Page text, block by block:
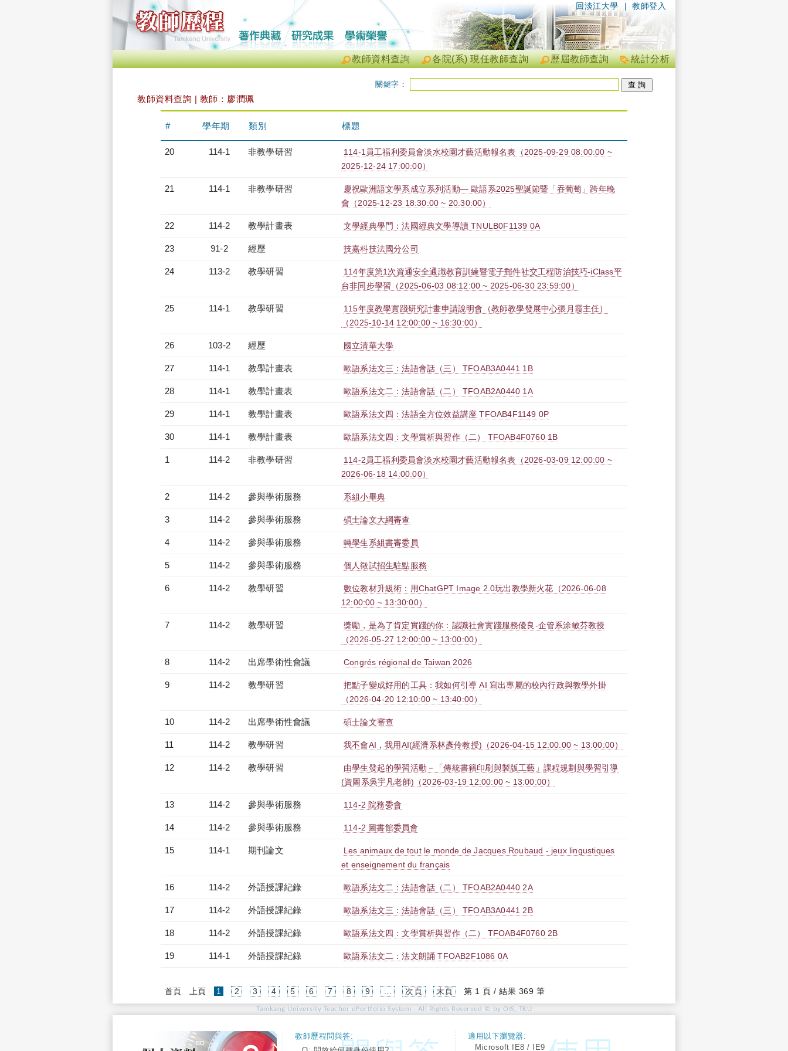
| 教師登入
回淡江大學
統計分析
歷屆教師查詢
各院(系) 現任教師查詢
教師資料查詢
關鍵字：
教師資料查詢 | 教師：廖潤珮
# 學年期 類別 標題
20 114-1 非教學研習
114-1員工福利委員會淡水校園才藝活動報名表（2025-09-29 08:00:00 ~
2025-12-24 17:00:00）
21 114-1 非教學研習
慶祝歐洲語文學系成立系列活動— 歐語系2025聖誕節暨「吞葡萄」跨年晚
會（2025-12-23 18:30:00 ~ 20:30:00）
22 114-2 教學計畫表 文學經典學門：法國經典文學導讀 TNULB0F1139 0A
23 91-2 經歷 技嘉科技法國分公司
24 113-2 教學研習
114年度第1次資通安全通識教育訓練暨電子郵件社交工程防治技巧-iClass平
台非同步學習（2025-06-03 08:12:00 ~ 2025-06-30 23:59:00）
25 114-1 教學研習
115年度教學實踐研究計畫申請說明會（教師教學發展中心張月霞主任）
（2025-10-14 12:00:00 ~ 16:30:00）
26 103-2 經歷 國立清華大學
27 114-1 教學計畫表 歐語系法文三：法語會話（三） TFOAB3A0441 1B
28 114-1 教學計畫表 歐語系法文二：法語會話（二） TFOAB2A0440 1A
29 114-1 教學計畫表 歐語系法文四：法語全方位效益講座 TFOAB4F1149 0P
30 114-1 教學計畫表 歐語系法文四：文學賞析與習作（二） TFOAB4F0760 1B
1 114-2 非教學研習
114-2員工福利委員會淡水校園才藝活動報名表（2026-03-09 12:00:00 ~
2026-06-18 14:00:00）
2 114-2 參與學術服務 系組小畢典
3 114-2 參與學術服務 碩士論文大綱審查
4 114-2 參與學術服務 轉學生系組書審委員
5 114-2 參與學術服務 個人徵試招生駐點服務
6 114-2 教學研習
數位教材升級術：用ChatGPT Image 2.0玩出教學新火花（2026-06-08
12:00:00 ~ 13:30:00）
7 114-2 教學研習
獎勵，是為了肯定實踐的你：認識社會實踐服務優良-企管系涂敏芬教授
（2026-05-27 12:00:00 ~ 13:00:00）
8 114-2 出席學術性會議 Congrés régional de Taiwan 2026
9 114-2 教學研習
把點子變成好用的工具：我如何引導 AI 寫出專屬的校內行政與教學外掛
（2026-04-20 12:10:00 ~ 13:40:00）
10 114-2 出席學術性會議 碩士論文審查
11 114-2 教學研習 我不會AI，我用AI(經濟系林彥伶教授)（2026-04-15 12:00:00 ~ 13:00:00）
12 114-2 教學研習
由學生發起的學習活動－「傳統書籍印刷與製版工藝」課程規劃與學習引導
(資圖系吳宇凡老師)（2026-03-19 12:00:00 ~ 13:00:00）
13 114-2 參與學術服務 114-2 院務委會
14 114-2 參與學術服務 114-2 圖書館委員會
15 114-1 期刊論文
Les animaux de tout le monde de Jacques Roubaud - jeux lingustiques
et enseignement du français
16 114-2 外語授課紀錄 歐語系法文二：法語會話（二） TFOAB2A0440 2A
17 114-2 外語授課紀錄 歐語系法文三：法語會話（三） TFOAB3A0441 2B
18 114-2 外語授課紀錄 歐語系法文四：文學賞析與習作（二） TFOAB4F0760 2B
19 114-1 外語授課紀錄 歐語系法文二：法文朗誦 TFOAB2F1086 0A
首頁 上頁 1 (current)
2 3 4 5 6 7 8 9 次頁 末頁 第 1 頁 / 結果 369 筆
Tamkang University Teacher ePortfolio System - All Rights Reserved © by OIS, TKU
教師歷程問與答:
適用以下瀏覽器:
Microsoft IE8 / IE9